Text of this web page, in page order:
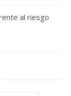
al riesgo